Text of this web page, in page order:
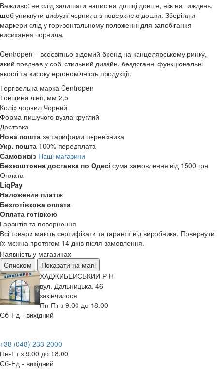
Важливо: не слід залишати напис на дошці довше, ніж на тиждень,
щоб уникнути дифузії чорнила з поверхнею дошки. Зберігати
маркери слід у горизонтальному положенні для запобігання
висихання чорнила.
Centropen – всесвітньо відомий бренд на канцелярському ринку,
який поєднав у собі стильний дизайн, бездоганні функціональні
якості та високу ергономічність продукції.
Торгівельна марка Centropen
Товщина лінії, мм 2,5
Колір чорнил Чорний
Форма пишучого вузла круглий
Доставка
Нова пошта за тарифами перевізника
Укр. пошта 100% передплата
Самовивіз Наші магазини
Безкоштовна доставка по Одесі сума замовлення від 1500 грн
Оплата
LiqPay
Наложений платіж
Безготівкова оплата
Оплата готівкою
Гарантія та повернення
Всі товари мають сертифікати та гарантії від виробника. Повернути
їх можна протягом 14 днів після замовлення.
Наявність у магазинах
Списком
Показати на мапі
ХАДЖИБЕЙСЬКИЙ Р-Н
вул. Дальницька, 46
закінчилося
Пн-Пт з 9.00 до 18.00
Сб-Нд - вихідний
+38 (048)-233-2000
Пн-Пт з 9.00 до 18.00
Сб-Нд - вихідний